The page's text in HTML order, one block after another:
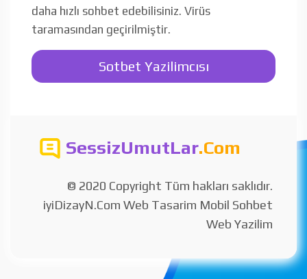
daha hızlı sohbet edebilisiniz. Virüs
taramasından geçirilmiştir.
Sotbet Yazilimcısı
SessizUmutLar.Com
© 2020 Copyright Tüm hakları saklıdır.
iyiDizayN.Com Web Tasarim Mobil Sohbet
Web Yazilim